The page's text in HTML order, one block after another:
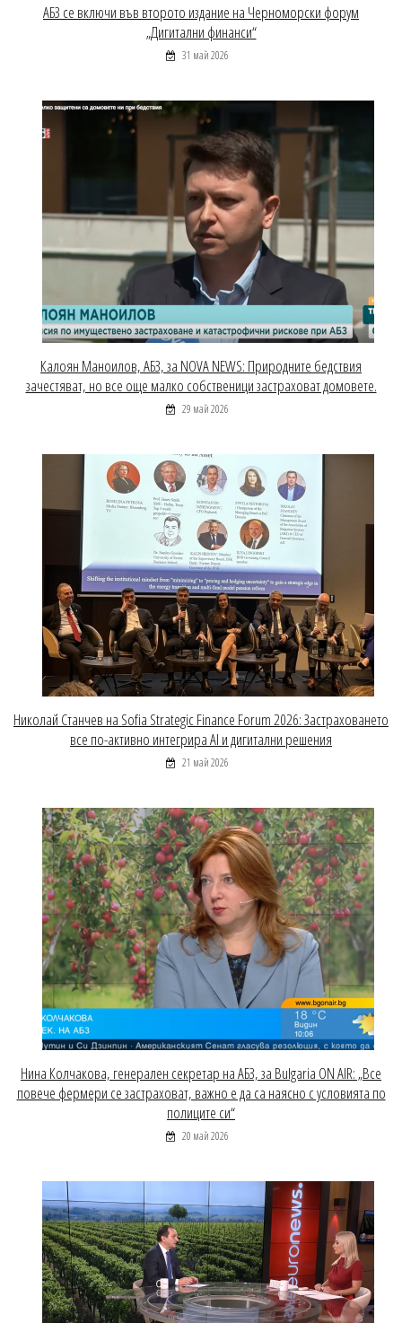
АБЗ се включи във второто издание на Черноморски форум
„Дигитални финанси“
31 май 2026
Калоян Маноилов, АБЗ, за NOVA NEWS: Природните бедствия
зачестяват, но все още малко собственици застраховат домовете.
29 май 2026
Николай Станчев на Sofia Strategic Finance Forum 2026: Застраховането
все по-активно интегрира AI и дигитални решения
21 май 2026
Нина Колчакова, генерален секретар на АБЗ, за Bulgaria ON AIR: „Все
повече фермери се застраховат, важно е да са наясно с условията по
полиците си“
20 май 2026